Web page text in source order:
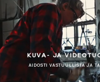
KUVA- JA
AIDOSTI VASTUULLISTA JA